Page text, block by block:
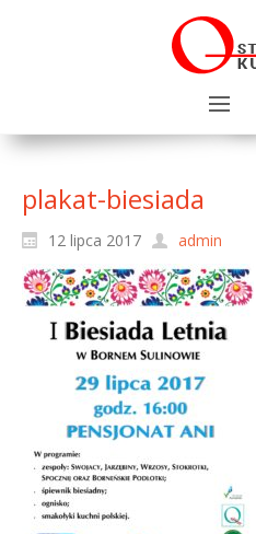
plakat-biesiada
12 lipca 2017 admin